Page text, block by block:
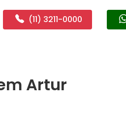
(11) 3211-0000
Artur